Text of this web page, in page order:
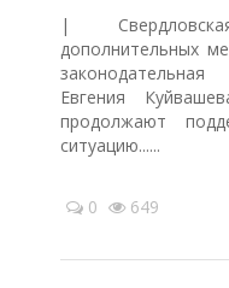
|
дополнительных
Евгения
продолжают
ситуацию......
0 649